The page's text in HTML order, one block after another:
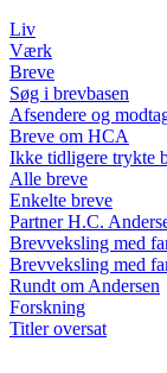
Liv
Værk
Breve
Søg i brevbasen
Afsendere og
Breve om HCA
Ikke tidligere trykte
Alle breve
Enkelte breve
Partner H.C.
Brevveksling med
Brevveksling med
Rundt om Andersen
Forskning
Titler oversat